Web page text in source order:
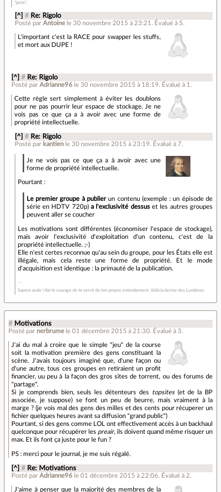
"jante".
[^] # Re: Rigolo
Posté par Antoine le 30 novembre 2015 à 23:21 . Évalué à 5.
L'important c'est la RACE pour swapper les stuffs,
et mort aux DUPE !
[^] # Re: Rigolo
Posté parAdrianne96 le 30 novembre 2015 à 18:19. Évalué à 1 .
Cette règle sert simplement à éviter les doublons
pour ne pas pourrir leur espace de stockage. Je ne
vois pas ce que ça a à avoir avec une forme de
propriété intellectuelle.
[^] # Re: Rigolo
Posté par kantien le 30 novembre 2015 à 23:19. Évalué à 7.
Je ne vois pas ce que ça a à avoir avec une
forme de propriété intellectuelle.
Pourtant :
Le premier groupe à publierun contenu (exemple : un épisode de
série en HDTV 720p)a l'exclusivité dessuset les autres groupes
peuvent aller se coucher
Les motivations sont différentes (économiser l'espace de stockage),
mais avoir l'exclusivité d'exploitation d'un contenu, c'est de la
propriété intellectuelle. ;-)
Elle n'est certes reconnue qu'au sein du groupe, pour les États elle est
illégale, mais cela reste une forme de propriété. Et le mode
d'acquisition est identique : la primauté de la publication.
Sapere aude ! Aie le courage de te servir de ton propre entendement. Voilà la devise des Lumières.
# Motivations
Posté par nerbrume le 01 décembre 2015 à 21:30. Évalué à 3.
J'ai du mal à croire que le simple "jeu" de la course
soit la motivation première des gens constituant la
scène. J'avais toujours imaginé que, d'une façon ou
d'une autre, tous ces groupes en retiraient un profit
financier, uu peu à la façon des gros sites de torrent, ou des forums de
"partage".
Si je comprends bien, seuls les détenteurs des
topsites(et de la BP
associée, je suppose) se font un peu de beurre, mais vraiment à la
marge ? (je vois mal des gens des milles et des cents pour récuperer un
fichier quelques heures avant sa diffusion "grand public")
Pourtant, si des gens comme LOL ont effectivement accès à un backhaul
quelconque pour récupérer les preair, ils doivent quand même risquer un
max. Et ils font ça juste pour le fun ?
PS : merci pour le journal, je me suis régalé.
[^] # Re: Motivations
Posté parAdrianne96 le 01 décembre 2015 à 22:06. Évalué à 2.
J'aime à penser que la majorité des membres de la